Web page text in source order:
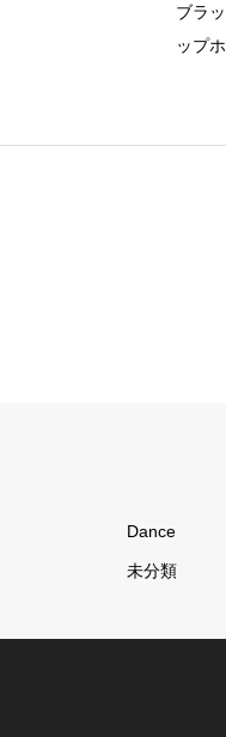
ブラ
ップ
Dance
未分類